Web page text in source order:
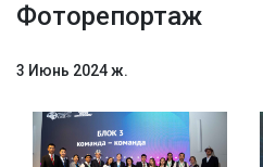
Фоторепортаж
3 Июнь 2024 ж.